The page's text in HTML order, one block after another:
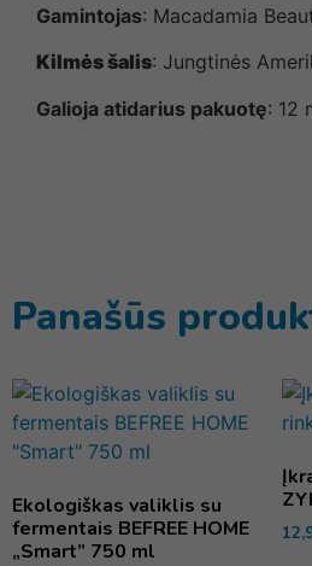
Gamintojas: Macadamia
Kilmės šalis: Jungtinės
Galioja atidarius pakuotę: 12
Panašūs
Ekologiškas valiklis su
fermentais BEFREE HOME
„Smart” 750 ml